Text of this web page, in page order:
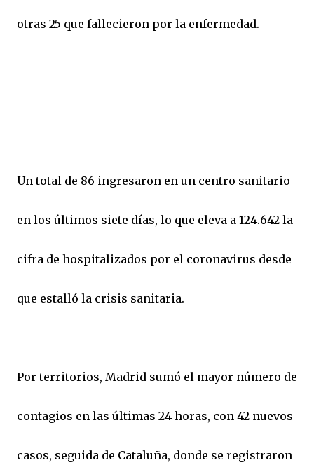
otras 25 que fallecieron por la enfermedad.
Un total de 86 ingresaron en un centro sanitario
en los últimos siete días, lo que eleva a 124.642 la
cifra de hospitalizados por el coronavirus desde
que estalló la crisis sanitaria.
Por territorios, Madrid sumó el mayor número de
contagios en las últimas 24 horas, con 42 nuevos
casos, seguida de Cataluña, donde se registraron